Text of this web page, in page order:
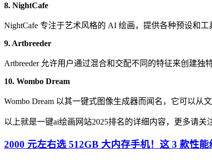
8. NightCafe
NightCafe 专注于艺术风格的 AI 绘画，提供各种预设和
9. Artbreeder
Artbreeder 允许用户通过混合和交配不同的特征来创建
10. Wombo Dream
Wombo Dream 以其一键式图像生成器而闻名，它可以从
以上就是一键ai绘画网站2025排名的详细内容，更多请关
2000 元左右选 512GB 大内存手机！这 3 款性